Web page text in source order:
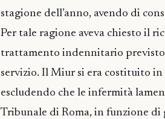
stagione dell’anno, avendo di
Per tale ragione aveva chiesto il
trattamento indennitario previsto
servizio. Il Miur si era costituito
escludendo che le infermità
Tribunale di Roma, in funzione di